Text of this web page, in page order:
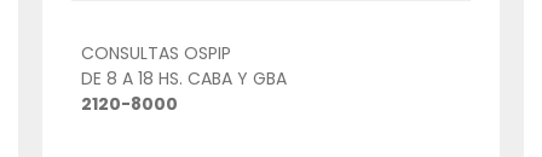
CONSULTAS OSPIP
DE 8 A 18 HS. CABA Y GBA
2120-8000